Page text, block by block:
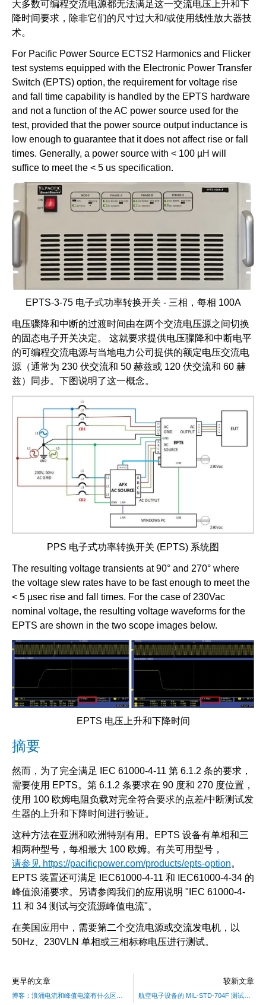
大多数可编程交流电源都无法满足这一交流电压上升和下
降时间要求，除非它们的尺寸过大和/或使用线性放大器技
术。
For Pacific Power Source ECTS2 Harmonics and Flicker
test systems equipped with the Electronic Power Transfer
Switch (EPTS) option, the requirement for voltage rise
and fall time capability is handled by the EPTS hardware
and nota function of the AC power source used for the
test, provided that the power source output inductance is
low enough to guarantee that it does not affect rise or fall
times. Generally, a power source with < 100 µH will
suffice to meet the < 5 us specification.
EPTS-3-75 电子式功率转换开关 - 三相，每相 100A
电压骤降和中断的过渡时间由在两个交流电压源之间切换
的固态电子开关决定。 这就要求提供电压骤降和中断电平
的可编程交流电源与当地电力公司提供的额定电压交流电
源（通常为 230 伏交流和 50 赫兹或 120 伏交流和 60 赫
兹）同步。下图说明了这一概念。
PPS 电子式功率转换开关 (EPTS) 系统图
The resulting voltage transients at 90° and 270° where
the voltage slew rates have to be fast enough to meet the
< 5 µsec rise and fall times. For the case of 230Vac
nominal voltage, the resulting voltage waveforms for the
EPTS are shown in the two scope images below.
EPTS 电压上升和下降时间
摘要
然而，为了完全满足 IEC 61000-4-11 第 6.1.2 条的要求，
需要使用 EPTS。第 6.1.2 条要求在 90 度和 270 度位置，
使用 100 欧姆电阻负载对完全符合要求的点差/中断测试发
生器的上升和下降时间进行验证。
这种方法在亚洲和欧洲特别有用。EPTS 设备有单相和三
相两种型号，每相最大 100 欧姆。有关可用型号，
请参见 https://pacificpower.com/products/epts-option。
EPTS 装置还可满足 IEC61000-4-11 和 IEC61000-4-34 的
峰值浪涌要求。另请参阅我们的应用说明 "IEC 61000-4-
11 和 34 测试与交流源峰值电流"。
在美国应用中，需要第二个交流电源或交流发电机，以
50Hz、230VLN 单相或三相标称电压进行测试。
更早的文章 较新文章
航空电子设备的 MIL-STD-704F 测试解决方案